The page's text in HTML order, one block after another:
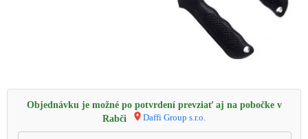
Objednávku je možné po potvrdení prevziať aj na pobočke v
Rabči
Daffi Group s.r.o.